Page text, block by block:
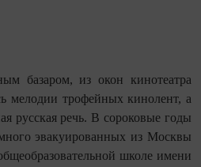
базаром, из окон кинотеатра
мелодии трофейных кинолент, а
русская речь. В сороковые годы
эвакуированных из Москвы
школе имени